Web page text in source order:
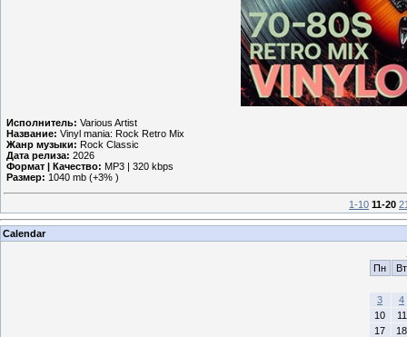
Исполнитель: Various Artist
Название: Vinyl mania: Rock Retro Mix
Жанр музыки: Rock Classic
Дата релиза: 2026
Формат | Качество: MP3 | 320 kbps
Размер: 1040 mb (+3% )
1-10 11-20
Calendar
Пн
Вт
3
4
10
11
17
18